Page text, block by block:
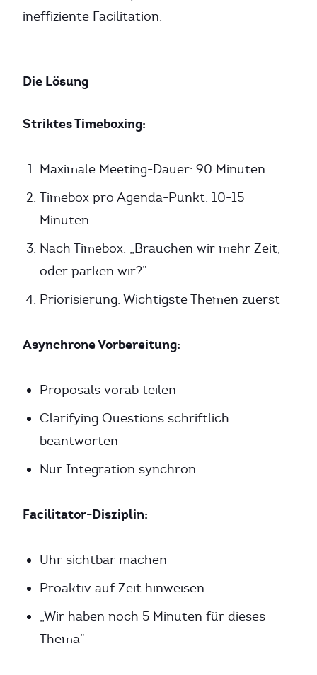
ineffiziente Facilitation.
Die Lösung
Striktes Timeboxing:
Maximale Meeting-Dauer: 90 Minuten
Timebox pro Agenda-Punkt: 10-15
Minuten
Nach Timebox: „Brauchen wir mehr Zeit,
oder parken wir?”
Priorisierung: Wichtigste Themen zuerst
Asynchrone Vorbereitung:
Proposals vorab teilen
Clarifying Questions schriftlich
beantworten
Nur Integration synchron
Facilitator-Disziplin:
Uhr sichtbar machen
Proaktiv auf Zeit hinweisen
„Wir haben noch 5 Minuten für dieses
Thema”